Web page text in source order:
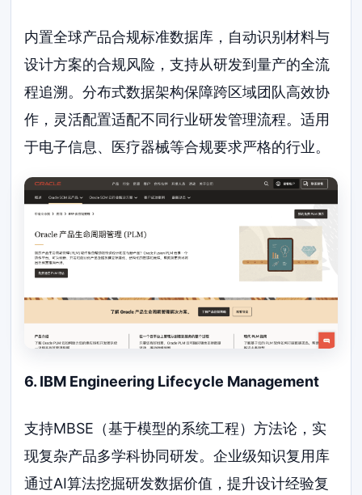
内置全球产品合规标准数据库，自动识别材料与
设计方案的合规风险，支持从研发到量产的全流
程追溯。分布式数据架构保障跨区域团队高效协
作，灵活配置适配不同行业研发管理流程。适用
于电子信息、医疗器械等合规要求严格的行业。
6. IBM Engineering Lifecycle Management
支持MBSE（基于模型的系统工程）方法论，实
现复杂产品多学科协同研发。企业级知识复用库
通过AI算法挖掘研发数据价值，提升设计经验复